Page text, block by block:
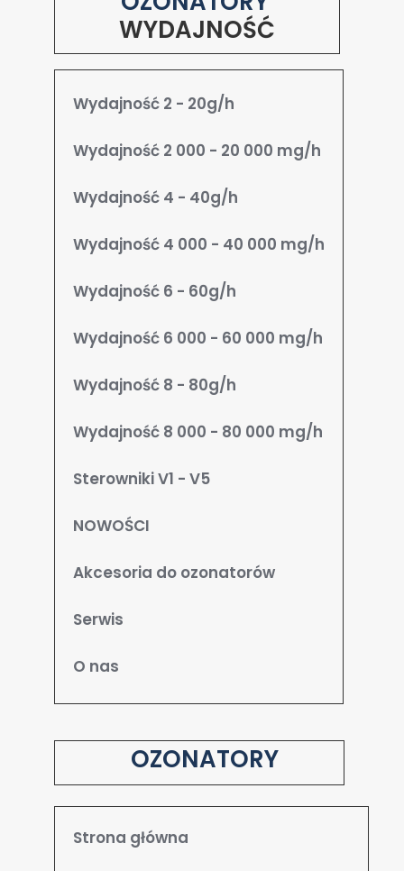
WYDAJNOŚĆ
Wydajność 2 - 20g/h
Wydajność 2 000 - 20 000 mg/h
Wydajność 4 - 40g/h
Wydajność 4 000 - 40 000 mg/h
Wydajność 6 - 60g/h
Wydajność 6 000 - 60 000 mg/h
Wydajność 8 - 80g/h
Wydajność 8 000 - 80 000 mg/h
Sterowniki V1 - V5
NOWOŚCI
Akcesoria do ozonatorów
Serwis
O nas
Strona główna
OZONATORY
poprawy działania serwisu, personalizacji treści, oraz
analizy ruchu na stronie.